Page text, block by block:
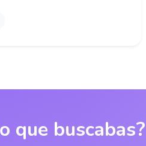
que buscabas?